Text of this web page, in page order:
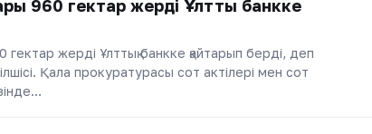
960 гектар жерді Ұлттық банкке
жерді Ұлттық банкке қайтарып берді, деп
Қала прокуратурасы сот актілері мен сот